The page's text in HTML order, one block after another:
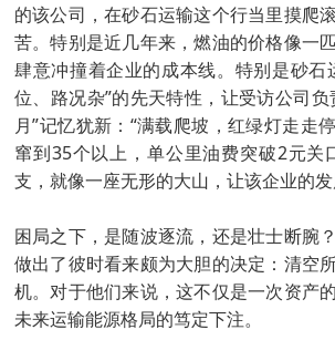
的该公司，在砂石运输这个行当里摸爬
苦。特别是近几年来，燃油的价格像一
肆意冲撞着企业的成本线。特别是砂石
位、路况杂”的先天特性，让受访公司负
月”记忆犹新：“满载爬坡，红绿灯走走
窜到35个以上，单公里油费突破2元关
支，就像一座无形的大山，让该企业的发
困局之下，是随波逐流，还是壮士断腕
做出了彼时看来颇为大胆的决定：清空
机。对于他们来说，这不仅是一次资产
未来运输能源格局的笃定下注。